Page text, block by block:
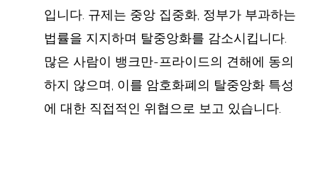
입니다. 규제는 중앙 집중화, 정부가 부과하는
법률을 지지하며 탈중앙화를 감소시킵니다.
많은 사람이 뱅크만-프라이드의 견해에 동의
하지 않으며, 이를 암호화폐의 탈중앙화 특성
에 대한 직접적인 위협으로 보고 있습니다.